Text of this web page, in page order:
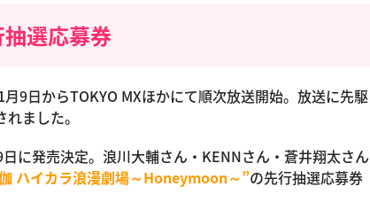
選応募券
9日からTOKYO MXほかにて順次放送開始。放送に先駆
ました。
に発売決定。浪川大輔さん・KENNさん・蒼井翔太さん
ハイカラ浪漫劇場～Honeymoon～”の先行抽選応募券